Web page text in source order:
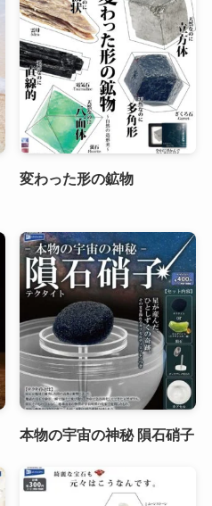
変わった形の鉱物
本物の宇宙の神秘 隕石硝子